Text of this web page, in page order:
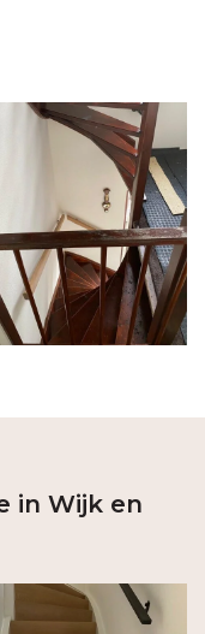
in Wijk en